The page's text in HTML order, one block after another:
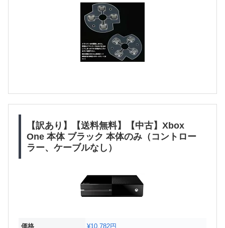
【訳あり】【送料無料】【中古】Xbox
One 本体 ブラック 本体のみ（コントロー
ラー、ケーブルなし）
価格 ¥10,782円